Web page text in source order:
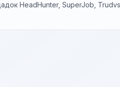
HeadHunter, SuperJob,